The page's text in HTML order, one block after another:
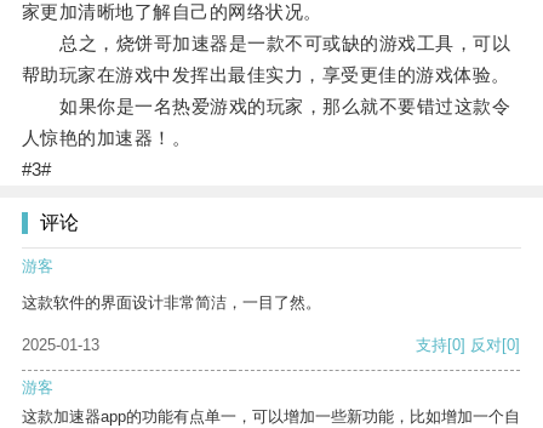
家更加清晰地了解自己的网络状况。
总之，烧饼哥加速器是一款不可或缺的游戏工具，可以
帮助玩家在游戏中发挥出最佳实力，享受更佳的游戏体验。
如果你是一名热爱游戏的玩家，那么就不要错过这款令
人惊艳的加速器！。
#3#
评论
游客
这款软件的界面设计非常简洁，一目了然。
2025-01-13 支持[0] 反对[0]
游客
这款加速器app的功能有点单一，可以增加一些新功能，比如增加一个自